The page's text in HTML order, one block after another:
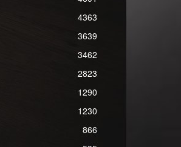
4363
3639
3462
2823
1290
1230
866